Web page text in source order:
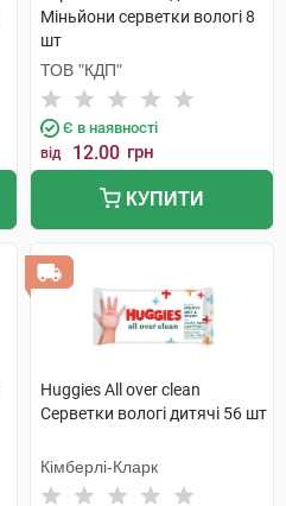
Міньйони серветки вологі 8
шт
ТОВ "КДП"
Є в наявності
від 12.00 грн
КУПИТИ
Huggies All over clean
Серветки вологі дитячі 56 шт
Кімберлі-Кларк